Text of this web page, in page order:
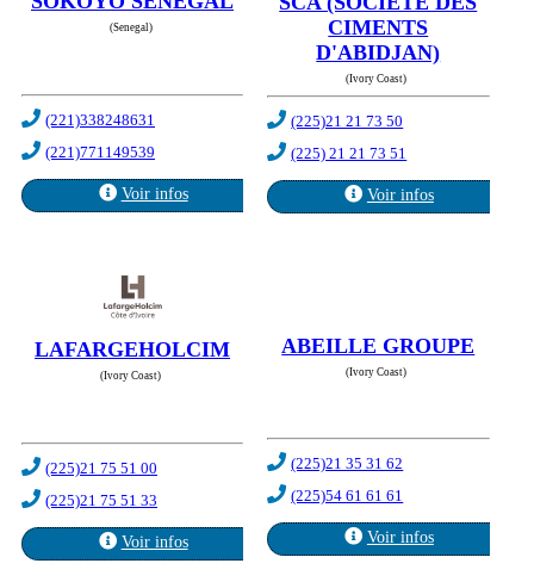
(Senegal)
(221)338248631
(221)771149539
Voir infos
CIMENTS
D'ABIDJAN)
(Ivory Coast)
(225)21 21 73 50
(225) 21 21 73 51
Voir infos
LAFARGEHOLCIM
(Ivory Coast)
(225)21 75 51 00
(225)21 75 51 33
Voir infos
ABEILLE GROUPE
(Ivory Coast)
(225)21 35 31 62
(225)54 61 61 61
Voir infos